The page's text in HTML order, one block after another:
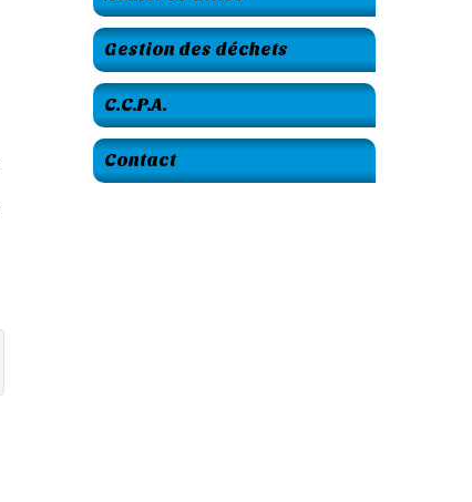
Gestion des déchets
C.C.P.A.
Contact